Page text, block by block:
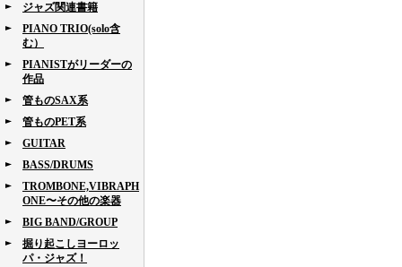
ジャズ関連書籍
PIANO TRIO(solo含
む）
PIANISTがリーダーの
作品
管ものSAX系
管ものPET系
GUITAR
BASS/DRUMS
TROMBONE,VIBRAPH
ONE〜その他の楽器
BIG BAND/GROUP
掘り起こしヨーロッ
パ・ジャズ！